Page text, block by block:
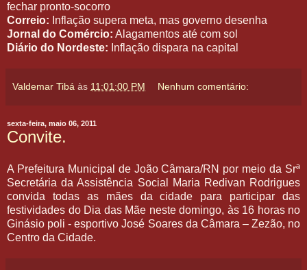
fechar pronto-socorro
Correio: Inflação supera meta, mas governo desenha
Jornal do Comércio: Alagamentos até com sol
Diário do Nordeste: Inflação dispara na capital
Valdemar Tibá às 11:01:00 PM Nenhum comentário:
sexta-feira, maio 06, 2011
Convite.
A Prefeitura Municipal de João Câmara/RN por meio da Srª
Secretária da Assistência Social Maria Redivan Rodrigues
convida todas as mães da cidade para participar das
festividades do Dia das Mãe neste domingo, às 16 horas no
Ginásio poli - esportivo José Soares da Câmara – Zezão, no
Centro da Cidade.